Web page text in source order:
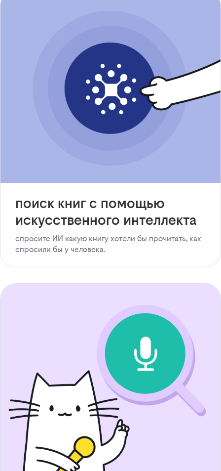
поиск книг с помощью
искусственного интеллекта
спросите ИИ какую книгу хотели бы прочитать, как
спросили бы у человека.